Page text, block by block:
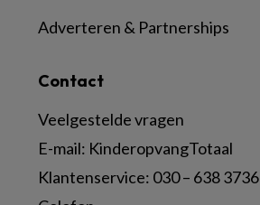
Contact
Veelgestelde vragen
E-mail: KinderopvangTotaal
Klantenservice: 030 – 638 3736
Adverteren & Partnerships